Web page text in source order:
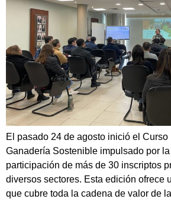
El pasado 24 de agosto inició el Curso
Ganadería Sostenible impulsado por
participación de más de 30 inscriptos
diversos sectores. Esta edición ofrece
que cubre toda la cadena de valor de